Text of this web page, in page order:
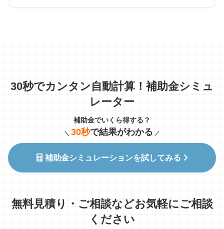
30秒でカンタン自動計算！補助金シミュ
レーター
補助金でいくら得する？
＼ 30秒で結果がわかる ／
補助金シミュレーションを試してみる
無料見積り・ご相談などお気軽にご相談
ください